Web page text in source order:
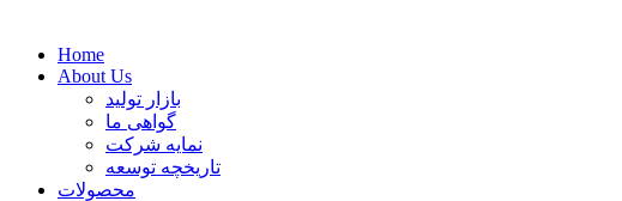
Home
About Us
بازار تولید
گواهی ما
نمایه شرکت
تاریخچه توسعه
محصولات